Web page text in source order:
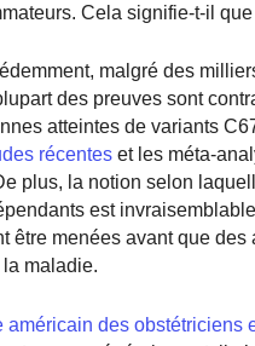
Cela signifie-t-il
malgré des
des preuves sont
atteintes de variants
récentes et les méta-
plus, la notion selon
est
être menées avant que
maladie.
américain des obstétriciens